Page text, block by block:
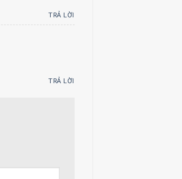
TRẢ LỜI
TRẢ LỜI